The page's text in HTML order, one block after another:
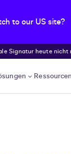
to our US site?
Signatur heute nicht